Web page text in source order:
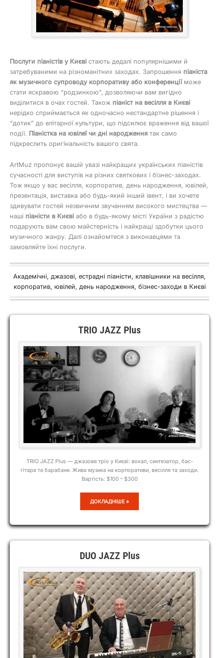
Послуги піаністів у Києві стають дедалі популярнішими й
затребуваними на різноманітних заходах. Запрошення піаніста
як музичного супроводу корпоративу або конференціїможе
стати яскравою “родзинкою”, дозволяючи вам вигідно
виділитися в очах гостей. Також піаніст на весілля в Києві
нерідко сприймається як одночасно нестандартне рішення і
“дотик” до елітарної культури, що підсилює враження від вашої
події. Піаністка на ювілеї чи дні народження так само
підкреслить оригінальність вашого свята.
ArtMuz пропонує вашій увазі найкращих українських піаністів
сучасності для виступів на різних святкових і бізнес-заходах.
Тож якщо у вас весілля, корпоратив, день народження, ювілей,
презентація, виставка або будь-який інший івент, і ви хочете
здивувати гостей незвичним звучанням високого мистецтва —
наші піаністи в Києві або в будь-якому місті України з радістю
подарують вам свою майстерність і найкращі здобутки цього
музичного жанру. Далі ознайомтеся з виконавцями та
замовляйте їхні послуги.
Академічні, джазові, естрадні піаністи, клавішники на весілля,
корпоратив, ювілей, день народження, бізнес-заходи в Києві
TRIO JAZZ Plus
TRIO JAZZ Plus — джазове тріо у Києві: вокал, синтезатор, бас-
гітара та барабани. Жива музика на корпоративи, весілля та заходи.
Вартість: $100 – $300
TRIO
JAZZ
ДОКЛАДНІШЕ »
DUO JAZZ Plus